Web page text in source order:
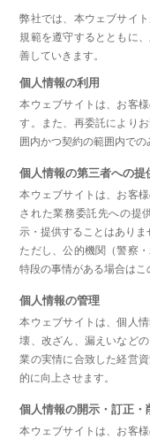
弊社では、本ウェブサイ
規範を遵守するとともに
善していきます。
個人情報の利用
本ウェブサイトは、お客
す。また、再委託により
囲内かつ契約の範囲内での
個人情報の第三者への提
本ウェブサイトは、お客
された業務委託先への提
示・提供することはありま
ただし、公的機関（警察
特段の事情がある場合はこ
個人情報の管理
本ウェブサイトは、個人
壊、改ざん、漏えいなど
業の実情に合致した経営
的に向上させます。
個人情報の開示・訂正・
本ウェブサイトは、お客